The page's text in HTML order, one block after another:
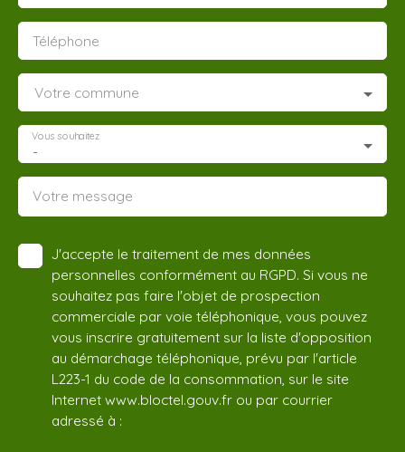
Téléphone
Votre commune
-
Vous souhaitez
Votre message
J'accepte le traitement de mes données
personnelles conformément au RGPD. Si vous ne
souhaitez pas faire l'objet de prospection
commerciale par voie téléphonique, vous pouvez
vous inscrire gratuitement sur la liste d'opposition
au démarchage téléphonique, prévu par l'article
L223-1 du code de la consommation, sur le site
Internet www.bloctel.gouv.fr ou par courrier
adressé à :